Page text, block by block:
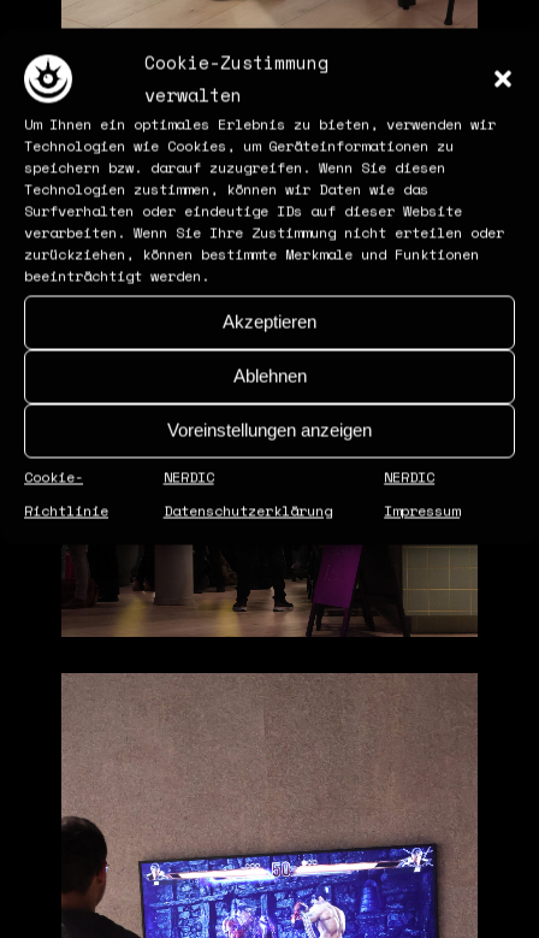
Cookie-Zustimmung
verwalten
Um Ihnen ein optimales Erlebnis zu bieten, verwenden wir
Technologien wie Cookies, um Geräteinformationen zu
speichern bzw. darauf zuzugreifen. Wenn Sie diesen
Technologien zustimmen, können wir Daten wie das
Surfverhalten oder eindeutige IDs auf dieser Website
verarbeiten. Wenn Sie Ihre Zustimmung nicht erteilen oder
zurückziehen, können bestimmte Merkmale und Funktionen
beeinträchtigt werden.
Akzeptieren
Ablehnen
Voreinstellungen anzeigen
Cookie-
Richtlinie
NERDIC
Datenschutzerklärung
NERDIC
Impressum